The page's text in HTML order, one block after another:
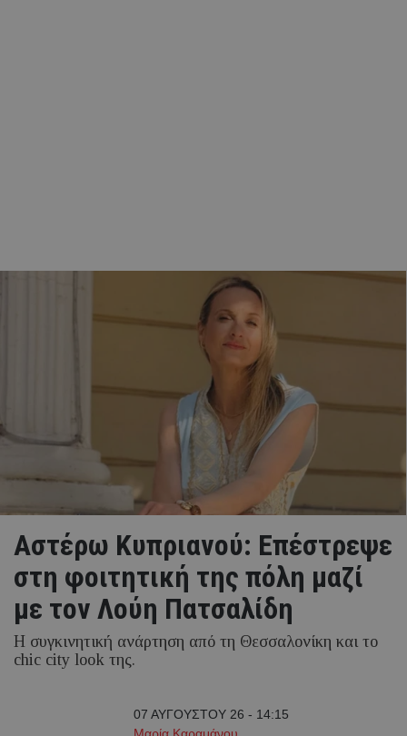
Αστέρω Κυπριανού: Επέστρεψε
στη φοιτητική της πόλη μαζί
με τον Λούη Πατσαλίδη
Η συγκινητική ανάρτηση από τη Θεσσαλονίκη και το
chic city look της.
07 ΑΥΓΟΥΣΤΟΥ 26 - 14:15